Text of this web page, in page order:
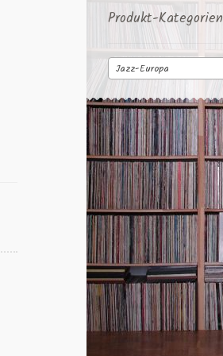
Produkt-Kategorien
Jazz-Europa